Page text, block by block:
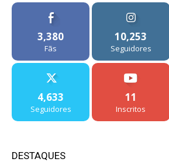
3,380
Fãs
10,253
Seguidores
4,633
Seguidores
11
Inscritos
DESTAQUES